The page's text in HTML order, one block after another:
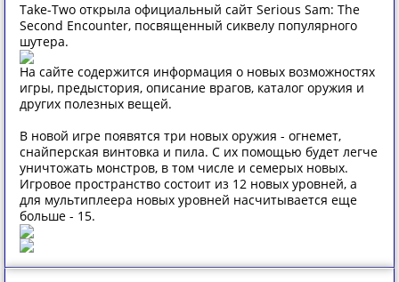
Take-Two открыла официальный сайт Serious Sam: The
Second Encounter, посвященный сиквелу популярного
шутера.
На сайте содержится информация о новых возможностях
игры, предыстория, описание врагов, каталог оружия и
других полезных вещей.
В новой игре появятся три новых оружия - огнемет,
снайперская винтовка и пила. С их помощью будет легче
уничтожать монстров, в том числе и семерых новых.
Игровое пространство состоит из 12 новых уровней, а
для мультиплеера новых уровней насчитывается еще
больше - 15.